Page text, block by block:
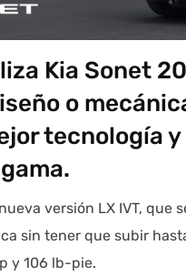
Kia Sonet
o
tecnología
versión LX IVT, que
sin tener que subir
y 106 lb-pie.